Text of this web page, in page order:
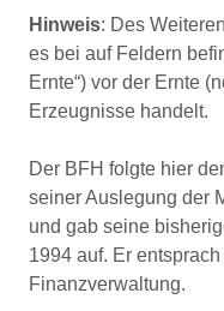
Hinweis: Des
es bei auf Feldern
Ernte“) vor der Ernte
Erzeugnisse handelt.
Der BFH folgte hier
seiner Auslegung der
und gab seine
1994 auf. Er
Finanzverwaltung.